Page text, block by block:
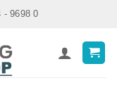
- 9698 0